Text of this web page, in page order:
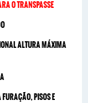
O TRANSPASSE
ALTURA MÁXIMA
PISOS E